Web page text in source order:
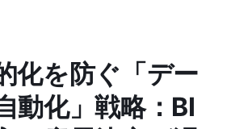
化を防ぐ「デー
動化」戦略：BI